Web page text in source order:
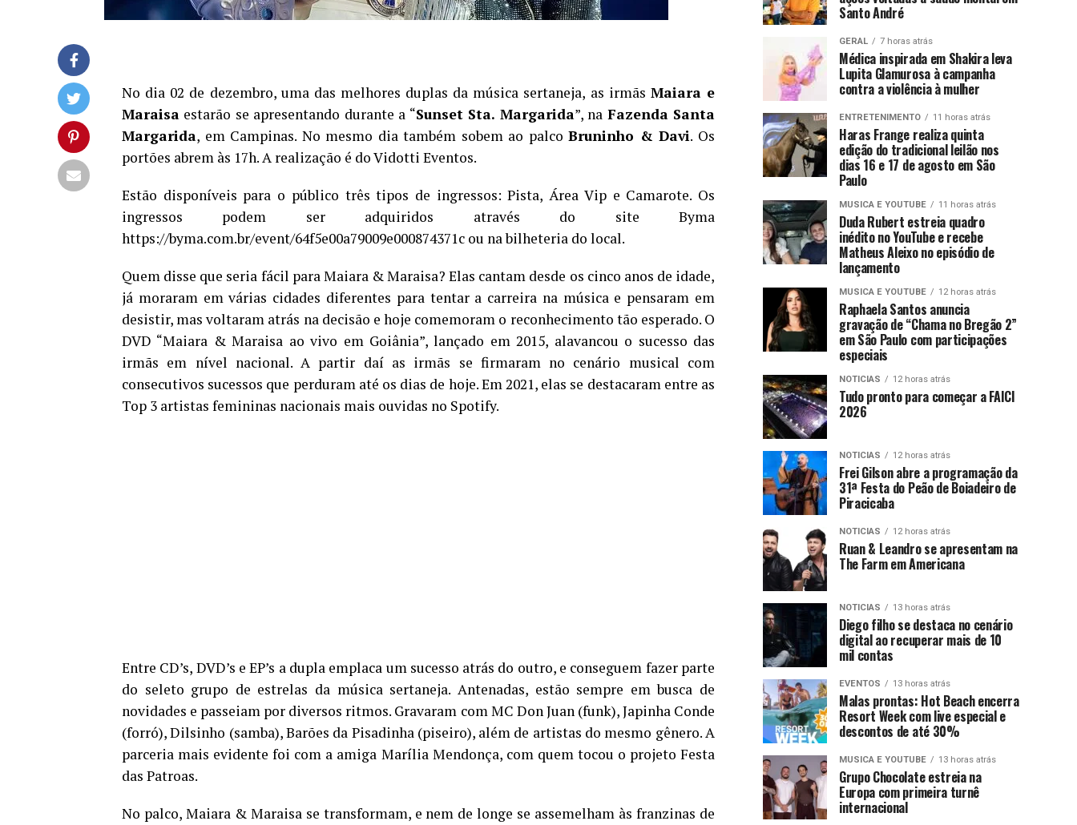
No dia 02 de dezembro, uma das melhores duplas da música sertaneja, as irmãs Maiara e
Maraisa estarão se apresentando durante a “Sunset Sta. Margarida”, na Fazenda Santa
Margarida, em Campinas. No mesmo dia também sobem ao palcoBruninho & Davi. Os
portões abrem às 17h. A realização é do Vidotti Eventos.
Estão disponíveis para o público três tipos de ingressos: Pista, Área Vip e Camarote. Os
ingressos podem ser adquiridos através do site Byma
https://byma.com.br/event/64f5e00a79009e000874371c ou na bilheteria do local.
Quem disse que seria fácil para Maiara & Maraisa? Elas cantam desde os cinco anos de idade,
já moraram em várias cidades diferentes para tentar a carreira na música e pensaram em
desistir, mas voltaram atrás na decisão e hoje comemoram o reconhecimento tão esperado. O
DVD “Maiara & Maraisa ao vivo em Goiânia”, lançado em 2015, alavancou o sucesso das
irmãs em nível nacional. A partir daí as irmãs se firmaram no cenário musical com
consecutivos sucessos que perduram até os dias de hoje. Em 2021, elas se destacaram entre as
Top 3 artistas femininas nacionais mais ouvidas no Spotify.
Entre CD’s, DVD’s e EP’s a dupla emplaca um sucesso atrás do outro, e conseguem fazer parte
do seleto grupo de estrelas da música sertaneja. Antenadas, estão sempre em busca de
novidades e passeiam por diversos ritmos. Gravaram com MC Don Juan (funk), Japinha Conde
(forró), Dilsinho (samba), Barões da Pisadinha (piseiro), além de artistas do mesmo gênero. A
parceria mais evidente foi com a amiga Marília Mendonça, com quem tocou o projeto Festa
das Patroas.
No palco, Maiara & Maraisa se transformam, e nem de longe se assemelham às franzinas de
Santo André
GERAL 7 horas atrás
Médica inspirada em Shakira leva
Lupita Glamurosa à campanha
contra a violência à mulher
ENTRETENIMENTO 11 horas atrás
Haras Frange realiza quinta
edição do tradicional leilão nos
dias 16 e 17 de agosto em São
Paulo
MUSICA E YOUTUBE 11 horas atrás
Duda Rubert estreia quadro
inédito no YouTube e recebe
Matheus Aleixo no episódio de
lançamento
MUSICA E YOUTUBE 12 horas atrás
Raphaela Santos anuncia
gravação de “Chama no Bregão 2”
em São Paulo com participações
especiais
NOTICIAS 12 horas atrás
Tudo pronto para começar a FAICI
2026
NOTICIAS 12 horas atrás
Frei Gilson abre a programação da
31ª Festa do Peão de Boiadeiro de
Piracicaba
NOTICIAS 12 horas atrás
Ruan & Leandro se apresentam na
The Farm em Americana
NOTICIAS 13 horas atrás
Diego filho se destaca no cenário
digital ao recuperar mais de 10
mil contas
EVENTOS 13 horas atrás
Malas prontas: Hot Beach encerra
Resort Week com live especial e
descontos de até 30%
MUSICA E YOUTUBE 13 horas atrás
Grupo Chocolate estreia na
Europa com primeira turnê
internacional